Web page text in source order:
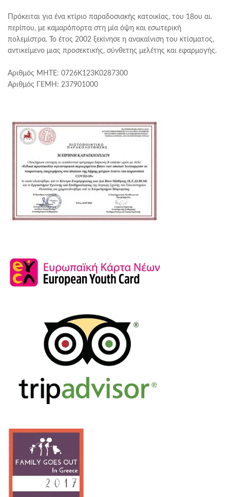
Πρόκειται για ένα κτίριο παραδοσιακής κατοικίας, του 18ου αι.
περίπου, με καμαρόπορτα στη μία όψη και εσωτερική
πολεμίστρα. Το έτος 2002 ξεκίνησε η ανακαίνιση του κτίσματος,
αντικείμενο μιας προσεκτικής, σύνθετης μελέτης και εφαρμογής.
Αριθμός ΜΗΤΕ: 0726Κ123Κ0287300
Αριθμός ΓΕΜΗ: 237901000